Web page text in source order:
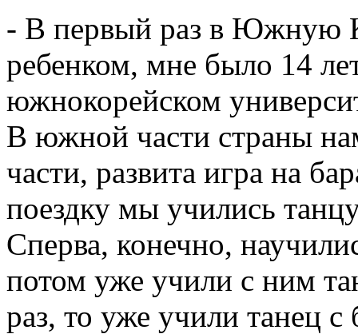
- В первый раз в Южную
ребенком, мне было 14
южнокорейском
В южной части страны
части, развита игра на
поездку мы учились
Сперва, конечно,
потом уже учили с ним
раз, то уже учили танец с